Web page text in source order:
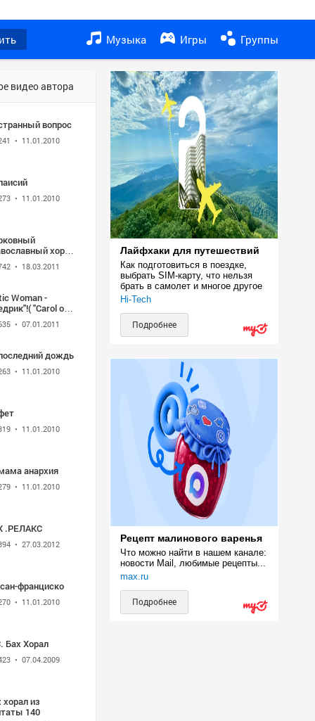
Музыка Игры Группы
видео автора
вопрос
• 11.01.2010
• 11.01.2010
хорал
Ребров
• 18.03.2011
Woman -
"Carol of
Bells")• 07.01.2011
дождь
• 11.01.2010
• 11.01.2010
анархия
• 11.01.2010
.РЕЛАКС
• 27.03.2012
франциско
• 11.01.2010
Бах Хорал
• 07.04.2009
140
Лайфхаки для путешествий
Как подготовиться в поездке,
выбрать SIM-карту, что нельзя
брать в самолет и многое другое
Hi-Tech
Подробнее
Рецепт малинового варенья
Что можно найти в нашем канале:
новости Mail, любимые рецепты...
max.ru
Подробнее